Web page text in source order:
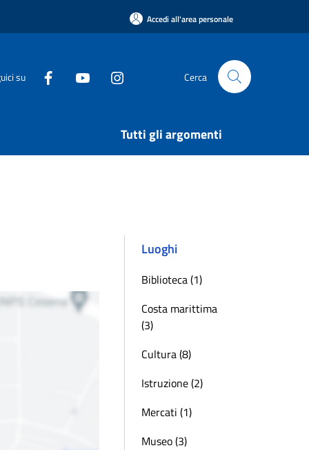
Accedi all'area personale
su Cerca
Tutti gli argomenti
Luoghi
Biblioteca (1)
Costa marittima
(3)
Cultura (8)
Istruzione (2)
Mercati (1)
Museo (3)